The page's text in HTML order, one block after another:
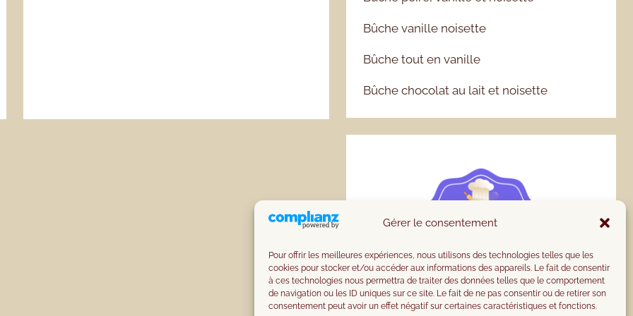
Gérer le consentement
Pour offrir les meilleures expériences, nous utilisons des technologies telles que les
cookies pour stocker et/ou accéder aux informations des appareils. Le fait de consentir
à ces technologies nous permettra de traiter des données telles que le comportement
de navigation ou les ID uniques sur ce site. Le fait de ne pas consentir ou de retirer son
consentement peut avoir un effet négatif sur certaines caractéristiques et fonctions.
Bûche vanille noisette
Bûche tout en vanille
Bûche chocolat au lait et noisette